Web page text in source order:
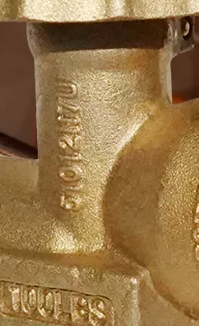
Sian V6S3 GLPG Cilindro Válvula de polvorán de polválvulas de gas para Vietnam para Vietnam